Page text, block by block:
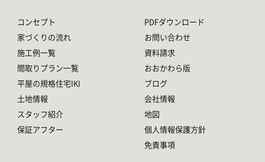
コンセプト
家づくりの流れ
施工例一覧
間取りプラン一覧
平屋の規格住宅IKI
土地情報
スタッフ紹介
保証アフター
PDFダウンロード
お問い合わせ
資料請求
おおかわら版
ブログ
会社情報
地図
個人情報保護方針
免責事項